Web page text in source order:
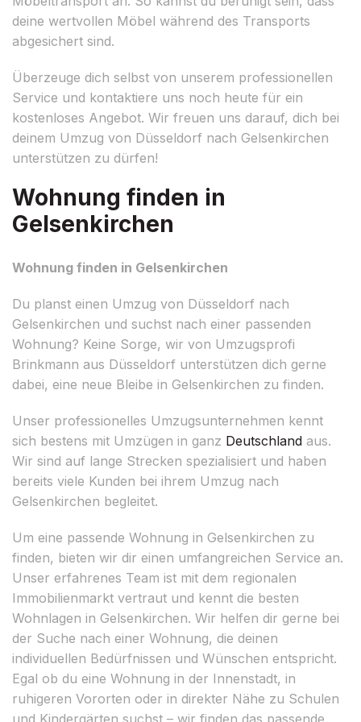
deine wertvollen Möbel während des Transports
abgesichert sind.
Überzeuge dich selbst von unserem professionellen
Service und kontaktiere uns noch heute für ein
kostenloses Angebot. Wir freuen uns darauf, dich bei
deinem Umzug von Düsseldorf nach Gelsenkirchen
unterstützen zu dürfen!
Wohnung finden in
Gelsenkirchen
Wohnung finden in Gelsenkirchen
Du planst einen Umzug von Düsseldorf nach
Gelsenkirchen und suchst nach einer passenden
Wohnung? Keine Sorge, wir von Umzugsprofi
Brinkmann aus Düsseldorf unterstützen dich gerne
dabei, eine neue Bleibe in Gelsenkirchen zu finden.
Unser professionelles Umzugsunternehmen kennt
sich bestens mit Umzügen in ganz Deutschland aus.
Wir sind auf lange Strecken spezialisiert und haben
bereits viele Kunden bei ihrem Umzug nach
Gelsenkirchen begleitet.
Um eine passende Wohnung in Gelsenkirchen zu
finden, bieten wir dir einen umfangreichen Service an.
Unser erfahrenes Team ist mit dem regionalen
Immobilienmarkt vertraut und kennt die besten
Wohnlagen in Gelsenkirchen. Wir helfen dir gerne bei
der Suche nach einer Wohnung, die deinen
individuellen Bedürfnissen und Wünschen entspricht.
Egal ob du eine Wohnung in der Innenstadt, in
ruhigeren Vororten oder in direkter Nähe zu Schulen
und Kindergärten suchst – wir finden das passende